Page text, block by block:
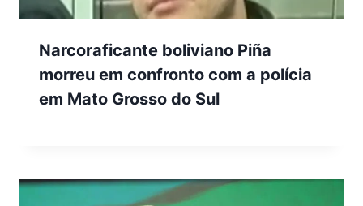
Narcoraficante boliviano Piña
morreu em confronto com a polícia
em Mato Grosso do Sul